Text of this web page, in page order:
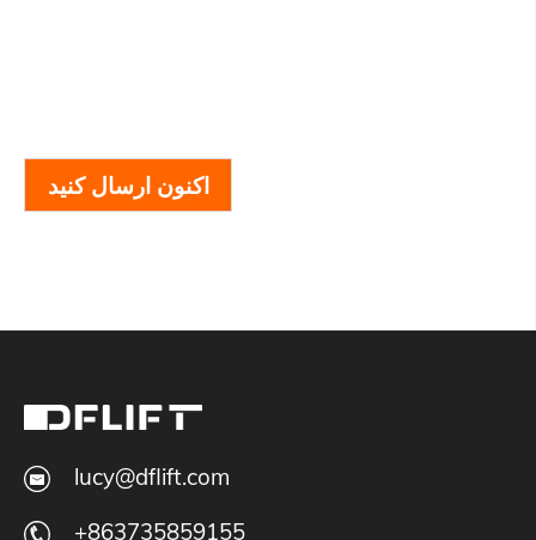
اکنون ارسال کنید
lucy@dflift.com
+863735859155